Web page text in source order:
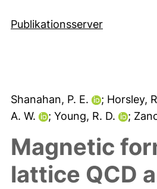
Publikationsserver
Shanahan, P. E. ; Horsley,
A. W.
; Young, R. D. ;
Magnetic
lattice QCD